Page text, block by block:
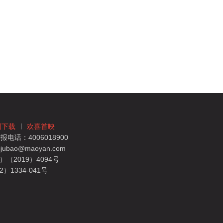
下载
欢喜首映
电话：4006018900
（2019）4094号
）1334-041号